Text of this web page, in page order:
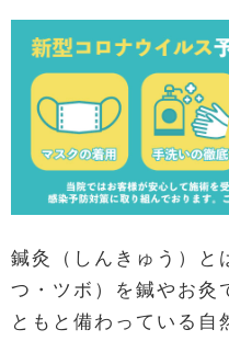
鍼灸（しんきゅう）と
つ・ツボ）を鍼やお灸
ともと備わっている自